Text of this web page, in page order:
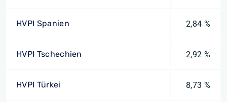
HVPI Spanien 2,84 %
HVPI Tschechien 2,92 %
HVPI Türkei 8,73 %